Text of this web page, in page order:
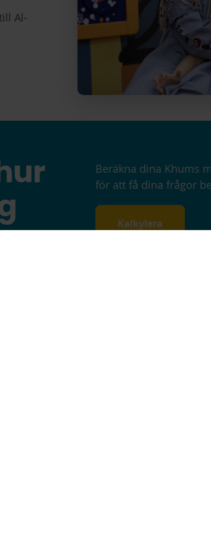
Al-
Beräkna dina Khums
för att få dina frågor
Kalkylera